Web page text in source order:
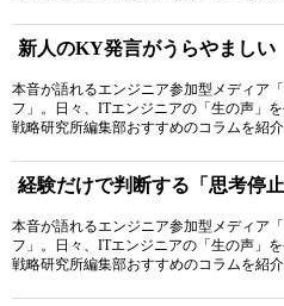
新人のKY発言がうらやましい
本音が語れるエンジニア参加型メディア
フ」。日々、ITエンジニアの「生の声」
戦略研究所編集部おすすめのコラムを紹
経験だけで判断する「思考停
本音が語れるエンジニア参加型メディア
フ」。日々、ITエンジニアの「生の声」
戦略研究所編集部おすすめのコラムを紹